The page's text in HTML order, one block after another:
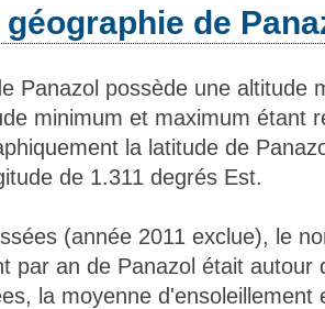
de
Panazol possède une altitude
minimum et maximum étant
la latitude de
de 1.311 degrés Est.
(année 2011 exclue), le
par an de Panazol était autour
la moyenne d'ensoleillement